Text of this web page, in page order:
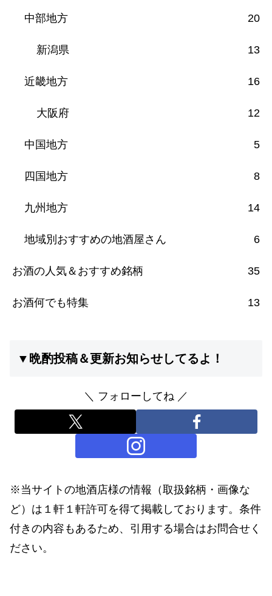
中部地方 20
新潟県 13
近畿地方 16
大阪府 12
中国地方 5
四国地方 8
九州地方 14
地域別おすすめの地酒屋さん 6
お酒の人気＆おすすめ銘柄 35
お酒何でも特集 13
▼晩酌投稿＆更新お知らせしてるよ！
＼ フォローしてね ／
※当サイトの地酒店様の情報（取扱銘柄・画像な
ど）は１軒１軒許可を得て掲載しております。条件
付きの内容もあるため、引用する場合はお問合せく
ださい。